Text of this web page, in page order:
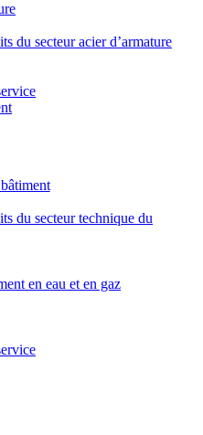
du secteur acier d’armature
du secteur technique du
en eau et en gaz